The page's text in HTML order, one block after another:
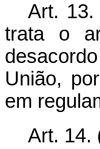
Art. 13.
trata o
União,
em
Art. 14.